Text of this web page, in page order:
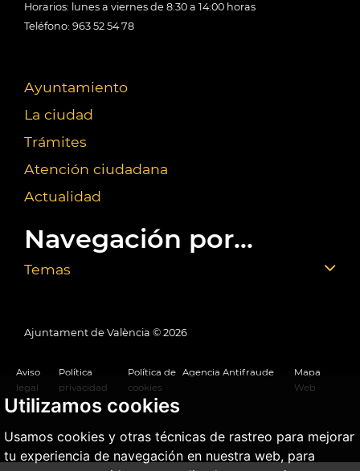
Utilizamos cookies
Usamos cookies y otras técnicas de rastreo para mejorar
tu experiencia de navegación en nuestra web, para
Horarios: lunes a viernes de 8:30 a 14:00 horas
Teléfono: 963 52 54 78
Ayuntamiento
La ciudad
Trámites
Atención ciudadana
Actualidad
Navegación por...
Temas
Ajuntament de València © 2026
Aviso
legal
Política
privacidad
Política de
cookies
Agencia Antifraude
Mapa
Web